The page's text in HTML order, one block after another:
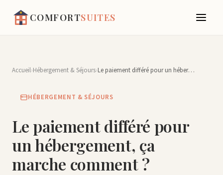
COMFORTSUITES
Accueil›Hébergement & Séjours› Le paiement différé pour un hébergement, ça marche comment ?
HÉBERGEMENT & SÉJOURS
Le paiement différé pour
un hébergement, ça
marche comment ?